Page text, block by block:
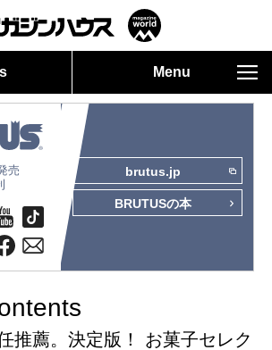
Menu
売
brutus.jp
BRUTUSの本
推薦。決定版！ お菓子セレク